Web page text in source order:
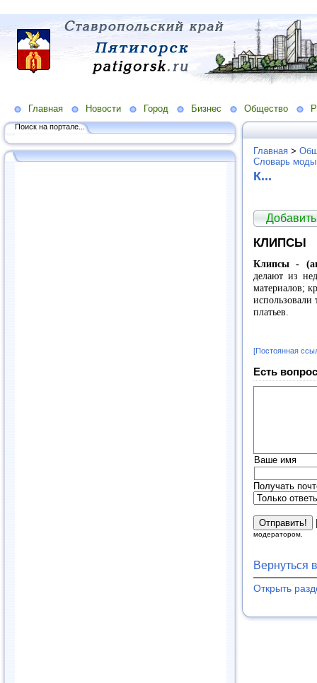
Главная Новости Город Бизнес Общество
Поиск на портале...
Главная >
Словарь
К...
КЛИПСЫ
Клипсы -
делают из
материалов;
использовали
платьев.
[Постоянная
Есть
Ваше имя
Получать
модератором.
Вернуться
Открыть